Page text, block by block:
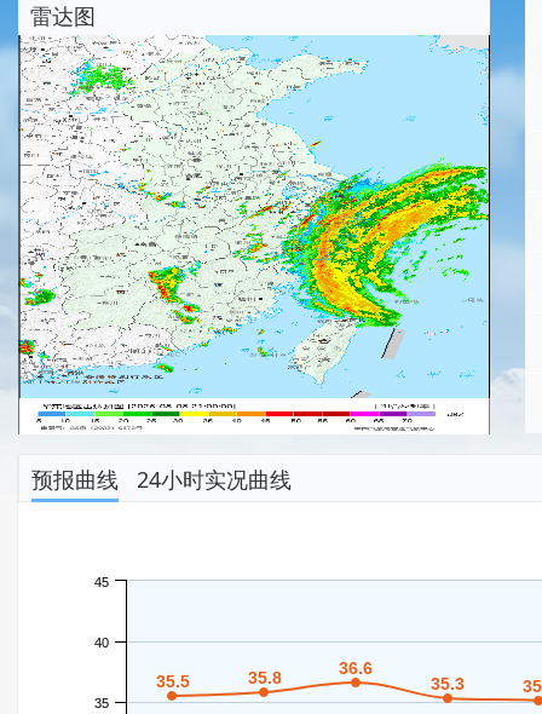
雷达图
预报曲线 24小时实况曲线
35.5
35.5 35.8
35.8 36.6
36.6
35.3
35.3
35
40
45